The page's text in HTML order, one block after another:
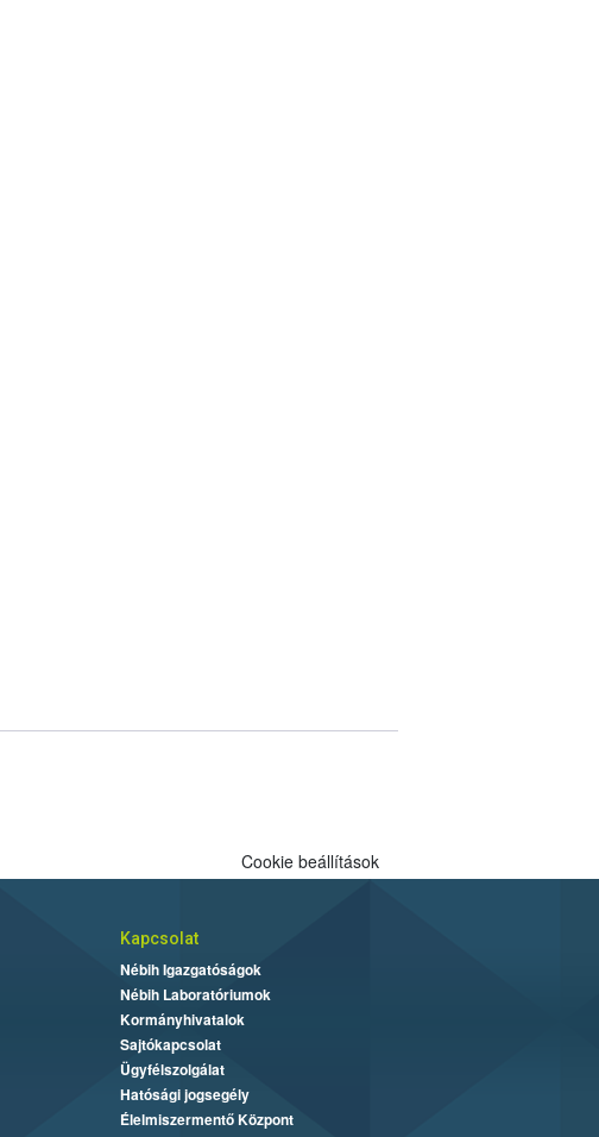
Cookie beállítások
Kapcsolat
Nébih Igazgatóságok
Nébih Laboratóriumok
Kormányhivatalok
Sajtókapcsolat
Ügyfélszolgálat
Hatósági jogsegély
Élelmiszermentő Központ